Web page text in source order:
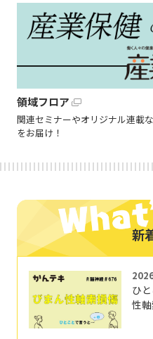
領域フロア
関連セミナーやオリジナル連載
をお届け！
新
ひ
性